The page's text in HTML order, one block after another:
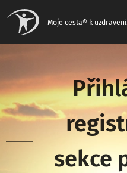
Moje cesta® k
sekce